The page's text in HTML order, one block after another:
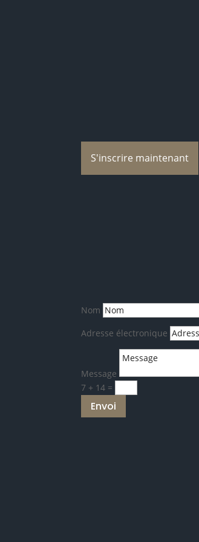
S'inscrire maintenant
Nom
Adresse électronique
Message
7 + 14 =
Envoi